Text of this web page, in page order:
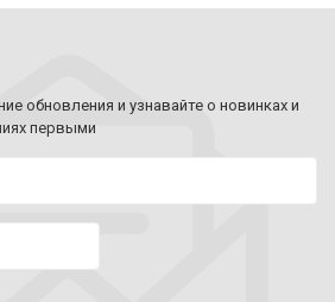
обновления и узнавайте о новинках и
первыми